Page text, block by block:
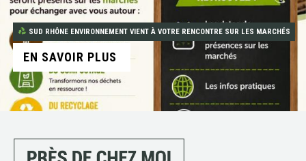
LE SYNDICAT
RÉDUCTION DES DÉCHETS
GESTION DES DÉCHETS
SUD RHÔNE ENVIRONNEMENT VIENT À VOTRE RENCONTRE SUR LES MARCHÉS
EN SAVOIR PLUS